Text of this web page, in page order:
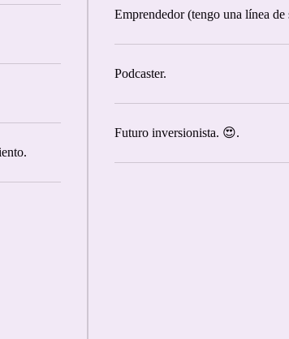
Emprendedor (tengo una línea
Podcaster.
Futuro inversionista. 😍.